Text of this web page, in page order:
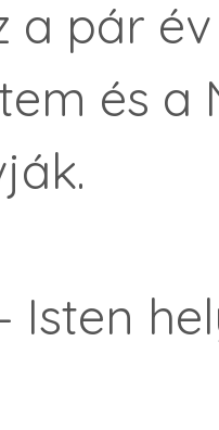
a pár
és a
Isten